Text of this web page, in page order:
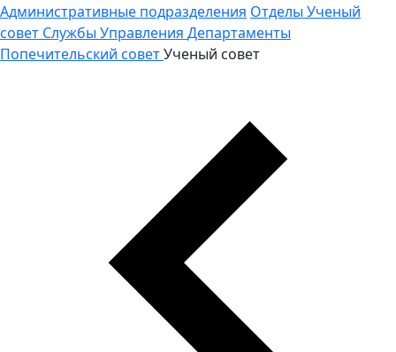
Административные подразделения Отделы Ученый
совет Службы Управления Департаменты
Попечительский советУченый совет